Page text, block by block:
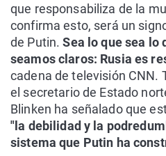
que responsabiliza de la
confirma esto, será un
de Putin.Sea lo que sea lo
seamos claros: Rusia es
cadena de televisión CNN.
el secretario de Estado
Blinken ha señalado que
"la debilidad y la
sistema que Putin ha